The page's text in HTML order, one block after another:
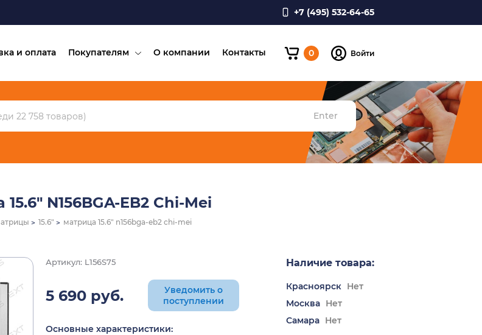
+7 (495) 532-64-65
и оплата Покупателям О компании Контакты 0 Войти
Enter
N156BGA-EB2 Chi-Mei
15.6" матрица 15.6" n156bga-eb2 chi-mei
Артикул: L156S75
5 690 руб.
Уведомить о
поступлении
Основные характеристики:
Наличие товара:
Красноярск Нет
Москва Нет
Самара Нет